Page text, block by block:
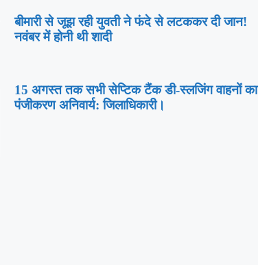
बीमारी से जूझ रही युवती ने फंदे से लटककर दी जान!
नवंबर में होनी थी शादी
15 अगस्त तक सभी सेप्टिक टैंक डी-स्लजिंग वाहनों का
पंजीकरण अनिवार्य: जिलाधिकारी।